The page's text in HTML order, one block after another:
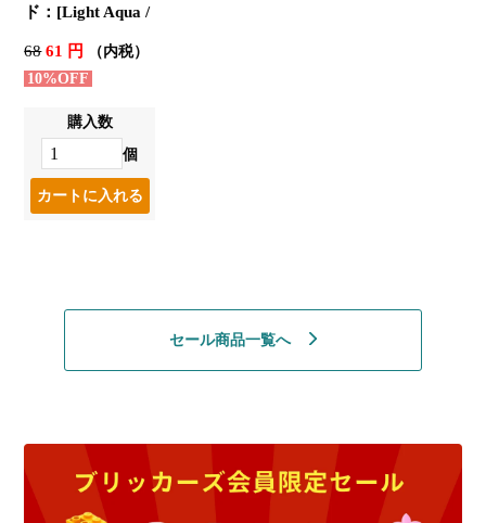
ド：[Light Aqua /
6861 円
（内税）
10%OFF
購入数
個
セール商品一覧へ